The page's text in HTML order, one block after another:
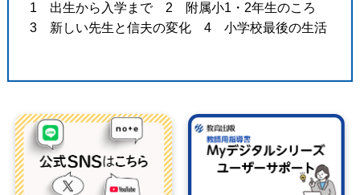
1 出生から入学まで 2 附属小1・2年生のころ
3 新しい先生と信夫の変化 4 小学校最後の生活